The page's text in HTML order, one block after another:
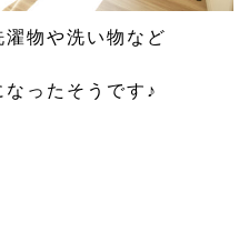
物や洗い物など
ったそうです♪